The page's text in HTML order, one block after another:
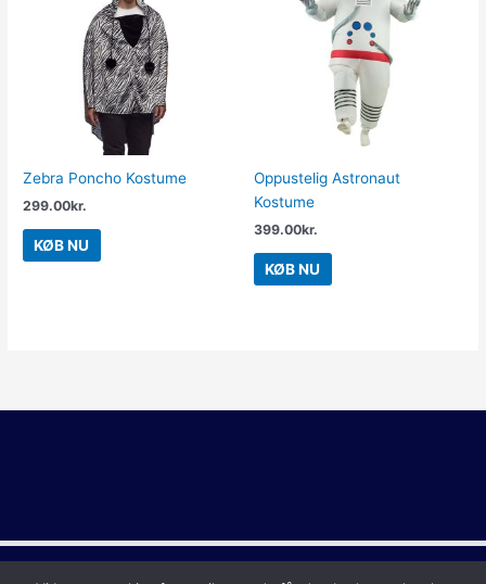
Zebra Poncho Kostume
299.00kr.
KØB NU
Oppustelig Astronaut
Kostume
399.00kr.
KØB NU
Copyright © 2026 Sidste Skoledag